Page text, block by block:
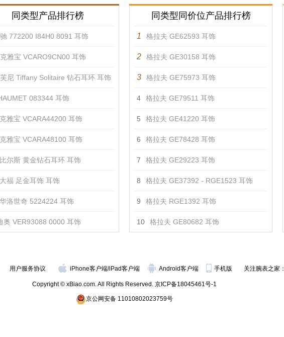
同类型产品排行榜
772200 I84H0 8091 耳饰
雅宝 VCARO9CN00 耳饰
尼 Tiffany Solitaire 钻石耳环 耳饰
083344 耳饰
雅宝 VCARA44200 耳饰
雅宝 VCARA48100 耳饰
尔斯 黄金钻石耳环 耳饰
福 足金耳饰 耳饰
洛世奇 5224224 耳饰
奥 VER93088 0000 耳饰
同类型同价位产品排行榜
1 格拉夫 GE62593 耳饰
2 格拉夫 GE30158 耳饰
3 格拉夫 GE75973 耳饰
4 格拉夫 GE79511 耳饰
5 格拉夫 GE41220 耳饰
6 格拉夫 GE78428 耳饰
7 格拉夫 GE29223 耳饰
8 格拉夫 GE37392 - RGE1523 耳饰
9 格拉夫 RGE1392 耳饰
10 格拉夫 GE80682 耳饰
用户服务协议 iPhone客户端/iPad客户端 Android客户端 手机版 关注腕表之家：
Copyright © xBiao.com. All Rights Reserved. 京ICP备18045461号-1
京公网安备 11010802023759号